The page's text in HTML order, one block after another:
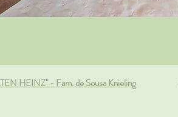
HEINZ" - Fam. de Sousa Knieling